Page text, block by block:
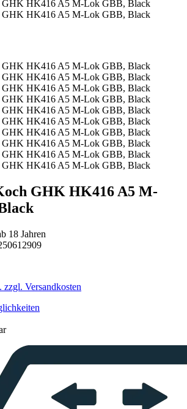
GHK HK416 A5 M-
Versandkosten